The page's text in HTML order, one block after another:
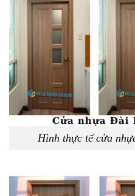
Hình thực tế cửa